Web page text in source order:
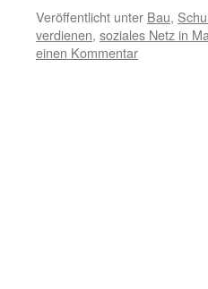
Veröffentlicht unter Bau,
verdienen, soziales Netz in
einen Kommentar